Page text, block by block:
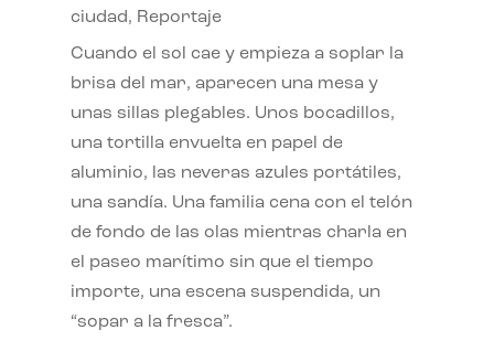
ciudad, Reportaje
Cuando el sol cae y empieza a soplar la
brisa del mar, aparecen una mesa y
unas sillas plegables. Unos bocadillos,
una tortilla envuelta en papel de
aluminio, las neveras azules portátiles,
una sandía. Una familia cena con el telón
de fondo de las olas mientras charla en
el paseo marítimo sin que el tiempo
importe, una escena suspendida, un
“sopar a la fresca”.